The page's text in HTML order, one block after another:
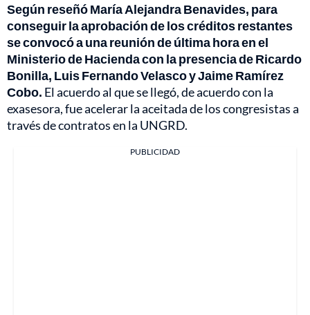
Según reseñó María Alejandra Benavides, para
conseguir la aprobación de los créditos restantes
se convocó a una reunión de última hora en el
Ministerio de Hacienda con la presencia de Ricardo
Bonilla, Luis Fernando Velasco y Jaime Ramírez
Cobo. El acuerdo al que se llegó, de acuerdo con la
exasesora, fue acelerar la aceitada de los congresistas a
través de contratos en la UNGRD.
PUBLICIDAD